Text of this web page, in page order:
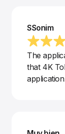
SSonim
The
that 4K